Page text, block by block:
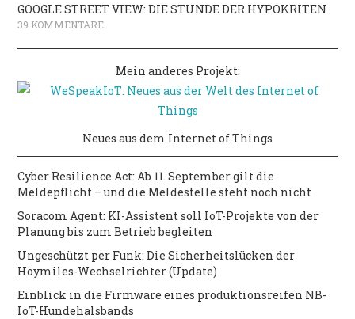
GOOGLE STREET VIEW: DIE STUNDE DER HYPOKRITEN
39 KOMMENTARE
Mein anderes Projekt:
Neues aus dem Internet of Things
Cyber Resilience Act: Ab 11. September gilt die
Meldepflicht – und die Meldestelle steht noch nicht
Soracom Agent: KI-Assistent soll IoT-Projekte von der
Planung bis zum Betrieb begleiten
Ungeschützt per Funk: Die Sicherheitslücken der
Hoymiles-Wechselrichter (Update)
Einblick in die Firmware eines produktionsreifen NB-
IoT-Hundehalsbands